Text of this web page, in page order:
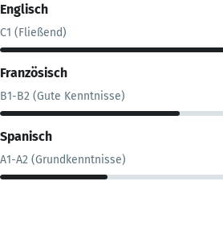
Englisch
C1 (Fließend)
Französisch
B1-B2 (Gute Kenntnisse)
Spanisch
A1-A2 (Grundkenntnisse)